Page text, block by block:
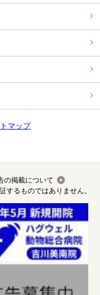
マップ
の掲載について
するものではありません。